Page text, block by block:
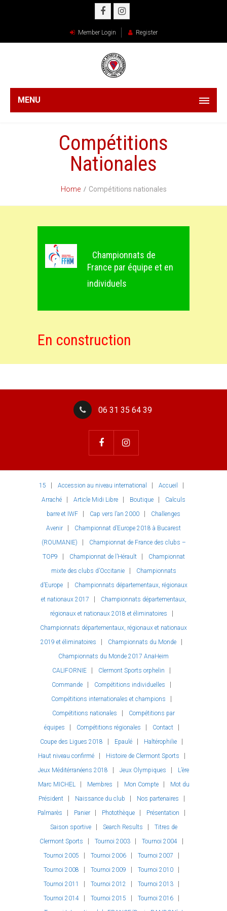
Member Login Register
MENU
Compétitions
Nationales
Home Compétitions nationales
Championnats de
France par équipe et en
individuels
En construction
06 31 35 64 39
15 Accession au niveau international
Accueil
Arraché
Article Midi Libre Boutique
Calculs
barre et IWF
Cap vers l’an 2000
Challenges
Avenir
Championnat d’Europe 2018 à Bucarest
(ROUMANIE)
Championnat de France des clubs –
TOP9
Championnat de l’Hérault
Championnat
mixte des clubs d’Occitanie
Championnats
d’Europe
Championnats départementaux, régionaux
et nationaux 2017
Championnats départementaux,
régionaux et nationaux 2018 et éliminatoires
Championnats départementaux, régionaux et nationaux
2019 et éliminatoires
Championnats du Monde
Championnats du Monde 2017 AnaHeim
CALIFORNIE
Clermont Sports orphelin
Commande
Compétitions individuelles
Compétitions internationales et champions
Compétitions nationales
Compétitions par
équipes
Compétitions régionales
Contact
Coupe des Ligues 2018
Epaulé
Haltérophilie
Haut niveau confirmé
Histoire de Clermont Sports
Jeux Méditérranéens 2018
Jeux Olympiques
L’ère
Marc MICHEL
Membres Mon Compte
Mot du
Président
Naissance du club
Nos partenaires
Palmarès
Panier Photothèque
Présentation
Saison sportive
Search Results
Titres de
Clermont Sports
Tournoi 2003
Tournoi 2004
Tournoi 2005
Tournoi 2006
Tournoi 2007
Tournoi 2008
Tournoi 2009
Tournoi 2010
Tournoi 2011
Tournoi 2012
Tournoi 2013
Tournoi 2014
Tournoi 2015
Tournoi 2016